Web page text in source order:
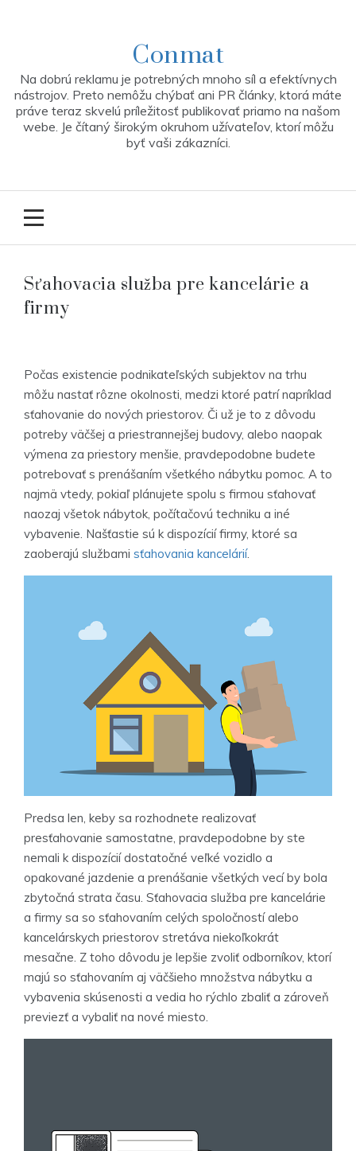
Conmat
Na dobrú reklamu je potrebných mnoho síl a efektívnych
nástrojov. Preto nemôžu chýbať ani PR články, ktorá máte
práve teraz skvelú príležitosť publikovať priamo na našom
webe. Je čítaný širokým okruhom užívateľov, ktorí môžu
byť vaši zákazníci.
Sťahovacia služba pre kancelárie a
firmy
Počas existencie podnikateľských subjektov na trhu
môžu nastať rôzne okolnosti, medzi ktoré patrí napríklad
sťahovanie do nových priestorov. Či už je to z dôvodu
potreby väčšej a priestrannejšej budovy, alebo naopak
výmena za priestory menšie, pravdepodobne budete
potrebovať s prenášaním všetkého nábytku pomoc. A to
najmä vtedy, pokiaľ plánujete spolu s firmou sťahovať
naozaj všetok nábytok, počítačovú techniku a iné
vybavenie. Našťastie sú k dispozícií firmy, ktoré sa
zaoberajú službami sťahovania kancelárií.
Predsa len, keby sa rozhodnete realizovať
presťahovanie samostatne, pravdepodobne by ste
nemali k dispozícií dostatočné veľké vozidlo a
opakované jazdenie a prenášanie všetkých vecí by bola
zbytočná strata času. Sťahovacia služba pre kancelárie
a firmy sa so sťahovaním celých spoločností alebo
kancelárskych priestorov stretáva niekoľkokrát
mesačne. Z toho dôvodu je lepšie zvoliť odborníkov, ktorí
majú so sťahovaním aj väčšieho množstva nábytku a
vybavenia skúsenosti a vedia ho rýchlo zbaliť a zároveň
previezť a vybaliť na nové miesto.